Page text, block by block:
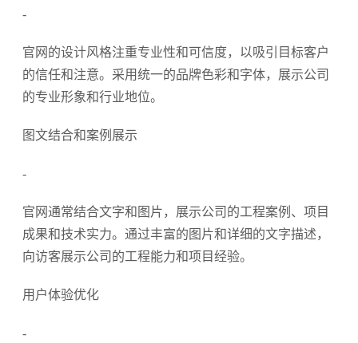
-
官网的设计风格注重专业性和可信度，以吸引目标客户
的信任和注意。采用统一的品牌色彩和字体，展示公司
的专业形象和行业地位。
图文结合和案例展示
-
官网通常结合文字和图片，展示公司的工程案例、项目
成果和技术实力。通过丰富的图片和详细的文字描述，
向访客展示公司的工程能力和项目经验。
用户体验优化
-